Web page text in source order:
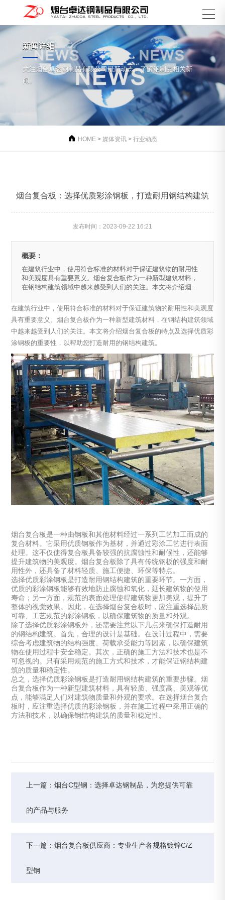
新闻详细
关注烟台卓达钢制品有限公司最新动态，了解钢制品相关新
闻。
 HOME > 媒体资讯 > 行业动态
烟台复合板：选择优质彩涂钢板，打造耐用钢结构建筑
发布时间： 2023-09-22 16:21
概要：
在建筑行业中，使用符合标准的材料对于保证建筑物的耐用性
和美观度具有重要意义。烟台复合板作为一种新型建筑材料，
在钢结构建筑领域中越来越受到人们的关注。本文将介绍烟...
在建筑行业中，使用符合标准的材料对于保证建筑物的耐用性和美观度
具有重要意义。烟台复合板作为一种新型建筑材料，在钢结构建筑领域
中越来越受到人们的关注。本文将介绍烟台复合板的特点及选择优质彩
涂钢板的重要性，以帮助您打造耐用的钢结构建筑。
烟台复合板是一种由钢板和其他材料经过一系列工艺加工而成的
复合材料。它采用优质钢板作为基材，并通过彩涂工艺进行表面
处理。这不仅使得复合板具备较强的抗腐蚀性和耐候性，还能够
提升建筑物的美观度。烟台复合板除了具有传统钢板的强度和耐
用性外，还具备了材料轻质、施工便捷、环保等特点。
选择优质彩涂钢板是打造耐用钢结构建筑的重要环节。一方面，
优质的彩涂钢板能够有效地防止腐蚀和氧化，延长建筑物的使用
寿命；另一方面，规范的表面处理使得建筑物更加美观，提升了
整体的视觉效果。因此，在选择烟台复合板时，应注重选择品质
可靠、工艺规范的彩涂钢板，以确保建筑物的质量和外观。
除了选择优质彩涂钢板外，还需要注意以下几点来确保打造耐用
的钢结构建筑。首先，合理的设计是基础。在设计过程中，需要
综合考虑建筑物的结构强度、荷载承受能力等因素，以确保建筑
物在使用过程中安全稳定。其次，正确的施工方法和技术也是不
可忽视的。只有采用规范的施工方式和技术，才能保证钢结构建
筑的质量和稳定性。
总之，选择优质彩涂钢板是打造耐用钢结构建筑的重要步骤。烟
台复合板作为一种新型建筑材料，具有轻质、强度高、美观等优
点，能够满足人们对建筑物质量和外观的要求。在选择烟台复合
板时，应注重选择优质的彩涂钢板，并在施工过程中采用正确的
方法和技术，以确保钢结构建筑的质量和稳定性。
上一篇：烟台C型钢：选择卓达钢制品，为您提供可靠
的产品与服务
下一篇：烟台复合板供应商：专业生产各规格镀锌C/Z
型钢